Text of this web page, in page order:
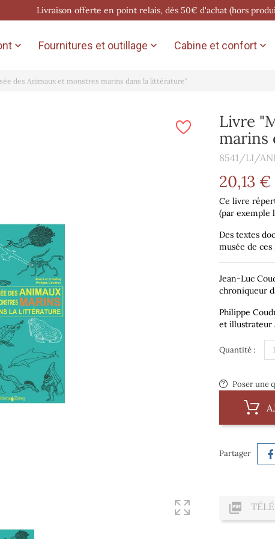
Livraison offerte en point relais, dès 50€ d'achat (hors
 Fournitures et outillage  Cabine et confort 
des Animaux et monstres marins dans la littérature"
Livre
marins
8541/LI/
20,13 €
Ce livre
(par exemple
Des textes
musée de
Jean-Luc
chroniqueur
Philippe
et illustrateur
Quantité :
Poser une
Partager
